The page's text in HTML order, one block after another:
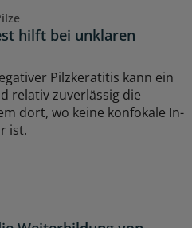
hilft bei unklaren
Pilzkeratitis kann ein
relativ zuverlässig die
dort, wo keine konfokale In-
ist.